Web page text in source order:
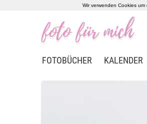
Wir verwenden Cookies
FOTOBÜCHER KALENDER